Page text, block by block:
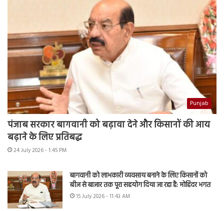
Punjab
पंजाब सरकार बागवानी को बढ़ावा देने और किसानों की आय
बढ़ाने के लिए प्रतिबद्ध
24 July 2026 - 1:45 PM
बागवानी को लाभकारी व्यवसाय बनाने के लिए किसानों को
बीज से बाजार तक पूरा सहयोग दिया जा रहा है: मोहिंदर भगत
15 July 2026 - 11:43 AM